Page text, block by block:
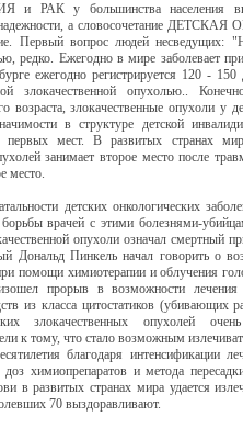
и РАК у большинства населения
а словосочетание
Первый вопрос людей несведущих:
редко. Ежегодно в мире заболевает
ежегодно регистрируется 120 -
злокачественной опухолью..
возраста, злокачественные опухоли у
в структуре детской
мест. В развитых странах
занимает второе место после
место.
детских онкологических
врачей с этими болезнями-
опухоли означал смертный
Дональд Пинкель начал говорить о
помощи химиотерапии и облучения
прорыв в возможности лечения
из класса цитостатиков (убивающих
злокачественных опухолей
к тому, что стало возможным
благодаря интенсификации
химиопрепаратов и метода
в развитых странах мира удается
70 выздоравливают.